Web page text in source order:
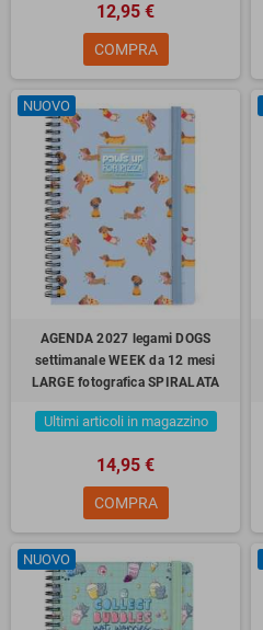
12,95 €
COMPRA
NUOVO
AGENDA 2027 legami DOGS
settimanale WEEK da 12 mesi
LARGE fotografica SPIRALATA
Ultimi articoli in magazzino
14,95 €
COMPRA
NUOVO